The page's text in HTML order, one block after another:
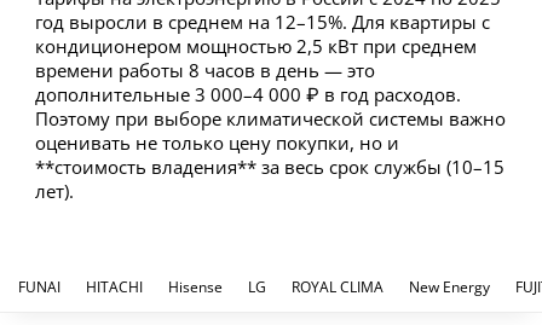
год выросли в среднем на 12–15%. Для квартиры с
кондиционером мощностью 2,5 кВт при среднем
времени работы 8 часов в день — это
дополнительные 3 000–4 000 ₽ в год расходов.
Поэтому при выборе климатической системы важно
оценивать не только цену покупки, но и
**стоимость владения** за весь срок службы (10–15
лет).
FUNAI HITACHI Hisense LG ROYAL CLIMA New Energy